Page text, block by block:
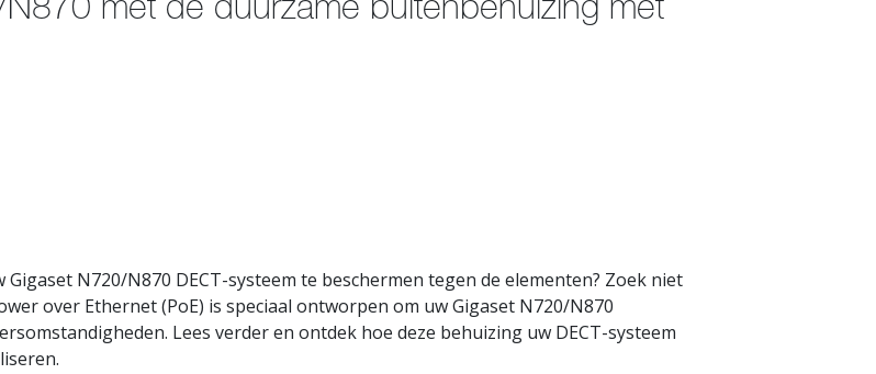
N720/N870 DECT-systeem te beschermen tegen de elementen? Zoek niet
over Ethernet (PoE) is speciaal ontworpen om uw Gigaset N720/N870
Lees verder en ontdek hoe deze behuizing uw DECT-systeem